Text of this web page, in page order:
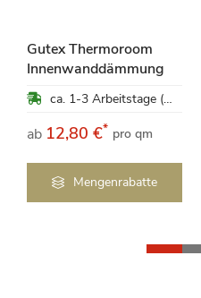
Gutex Thermoroom
Innenwanddämmung
ca. 1-3 Arbeitstage (Mo-Fr)
ab 12,80 €* pro qm
Mengenrabatte